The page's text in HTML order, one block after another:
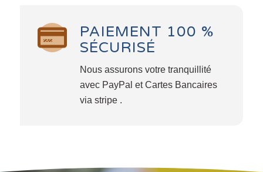
PAIEMENT 100 %
SÉCURISÉ
Nous assurons votre tranquillité
avec PayPal et Cartes Bancaires
via stripe .